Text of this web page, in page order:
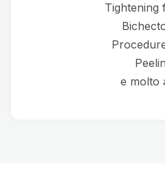
Tightening
e molto